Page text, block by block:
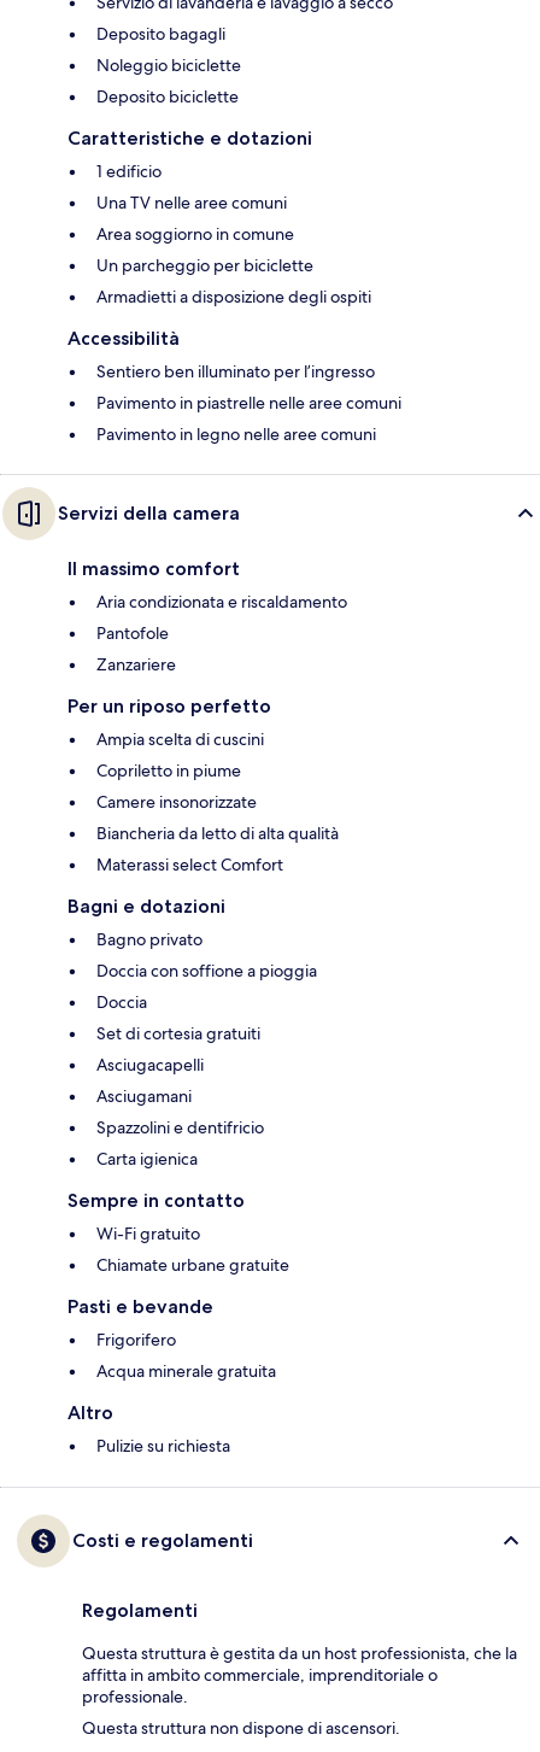
Deposito bagagli
Noleggio biciclette
Deposito biciclette
Caratteristiche e dotazioni
1 edificio
Una TV nelle aree comuni
Area soggiorno in comune
Un parcheggio per biciclette
Armadietti a disposizione degli ospiti
Accessibilità
Sentiero ben illuminato per l’ingresso
Pavimento in piastrelle nelle aree comuni
Pavimento in legno nelle aree comuni
Servizi della camera
Il massimo comfort
Aria condizionata e riscaldamento
Pantofole
Zanzariere
Per un riposo perfetto
Ampia scelta di cuscini
Copriletto in piume
Camere insonorizzate
Biancheria da letto di alta qualità
Materassi select Comfort
Bagni e dotazioni
Bagno privato
Doccia con soffione a pioggia
Doccia
Set di cortesia gratuiti
Asciugacapelli
Asciugamani
Spazzolini e dentifricio
Carta igienica
Sempre in contatto
Wi-Fi gratuito
Chiamate urbane gratuite
Pasti e bevande
Frigorifero
Acqua minerale gratuita
Altro
Pulizie su richiesta
Costi e regolamenti
Regolamenti
Questa struttura è gestita da un host professionista, che la
affitta in ambito commerciale, imprenditoriale o
professionale.
Questa struttura non dispone di ascensori.